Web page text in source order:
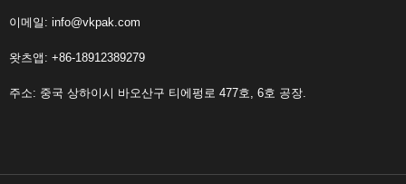
이메일: info@vkpak.com
왓츠앱: +86-18912389279
주소: 중국 상하이시 바오산구 티에펑로 477호, 6호 공장.